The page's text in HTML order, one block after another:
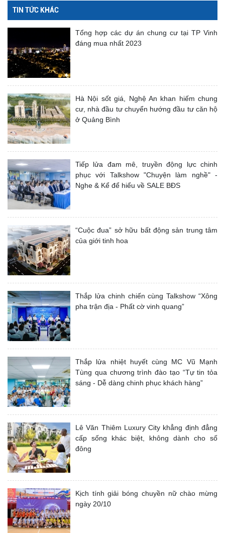
TIN TỨC KHÁC
Tổng hợp các dự án chung cư tại TP Vinh
đáng mua nhất 2023
Hà Nội sốt giá, Nghệ An khan hiếm chung
cư, nhà đầu tư chuyển hướng đầu tư căn hộ
ở Quảng Bình
Tiếp lửa đam mê, truyền động lực chinh
phục với Talkshow "Chuyện làm nghề" -
Nghe & Kể để hiểu về SALE BĐS
“Cuộc đua” sở hữu bất động sản trung tâm
của giới tinh hoa
Thắp lửa chinh chiến cùng Talkshow “Xông
pha trận địa - Phất cờ vinh quang”
Thắp lửa nhiệt huyết cùng MC Vũ Mạnh
Tùng qua chương trình đào tạo “Tự tin tỏa
sáng - Dễ dàng chinh phục khách hàng”
Lê Văn Thiêm Luxury City khẳng định đẳng
cấp sống khác biệt, không dành cho số
đông
Kịch tính giải bóng chuyền nữ chào mừng
ngày 20/10